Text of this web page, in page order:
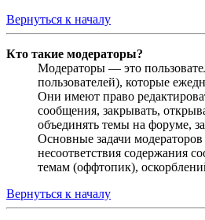
Вернуться к началу
Кто такие модераторы?
Модераторы — это
пользователей), которые
Они имеют право
сообщения, закрывать,
объединять темы на форуме,
Основные задачи
несоответствия содержания
темам (оффтопик),
Вернуться к началу